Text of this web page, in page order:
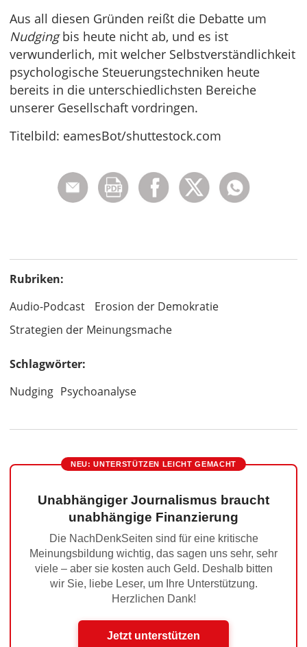
Aus all diesen Gründen reißt die Debatte um
Nudgingbis heute nicht ab, und es ist
verwunderlich, mit welcher Selbstverständlichkeit
psychologische Steuerungstechniken heute
bereits in die unterschiedlichsten Bereiche
unserer Gesellschaft vordringen.
Titelbild: eamesBot/shuttestock.com
Rubriken:
Audio-Podcast
Erosion der Demokratie
Strategien der Meinungsmache
Schlagwörter:
Nudging Psychoanalyse
NEU: UNTERSTÜTZEN LEICHT GEMACHT
Unabhängiger Journalismus braucht
unabhängige Finanzierung
Die NachDenkSeiten sind für eine kritische
Meinungsbildung wichtig, das sagen uns sehr, sehr
viele – aber sie kosten auch Geld. Deshalb bitten
wir Sie, liebe Leser, um Ihre Unterstützung.
Herzlichen Dank!
Jetzt unterstützen